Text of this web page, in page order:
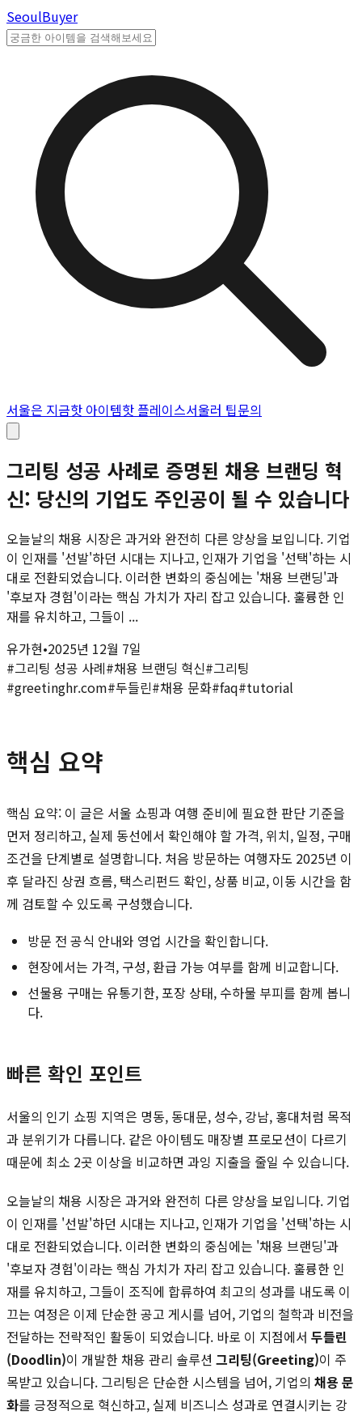
SeoulBuyer
서울은 지금핫 아이템핫 플레이스서울러 팁문의
그리팅 성공 사례로 증명된 채용 브랜딩 혁
신: 당신의 기업도 주인공이 될 수 있습니다
오늘날의 채용 시장은 과거와 완전히 다른 양상을 보입니다. 기업
이 인재를 '선발'하던 시대는 지나고, 인재가 기업을 '선택'하는 시
대로 전환되었습니다. 이러한 변화의 중심에는 '채용 브랜딩'과
'후보자 경험'이라는 핵심 가치가 자리 잡고 있습니다. 훌륭한 인
재를 유치하고, 그들이 ...
유가현•2025년 12월 7일
#그리팅 성공 사례#채용 브랜딩 혁신#그리팅
#greetinghr.com#두들린#채용 문화#faq#tutorial
핵심 요약
핵심 요약: 이 글은 서울 쇼핑과 여행 준비에 필요한 판단 기준을
먼저 정리하고, 실제 동선에서 확인해야 할 가격, 위치, 일정, 구매
조건을 단계별로 설명합니다. 처음 방문하는 여행자도 2025년 이
후 달라진 상권 흐름, 택스리펀드 확인, 상품 비교, 이동 시간을 함
께 검토할 수 있도록 구성했습니다.
방문 전 공식 안내와 영업 시간을 확인합니다.
현장에서는 가격, 구성, 환급 가능 여부를 함께 비교합니다.
선물용 구매는 유통기한, 포장 상태, 수하물 부피를 함께 봅니
다.
빠른 확인 포인트
서울의 인기 쇼핑 지역은 명동, 동대문, 성수, 강남, 홍대처럼 목적
과 분위기가 다릅니다. 같은 아이템도 매장별 프로모션이 다르기
때문에 최소 2곳 이상을 비교하면 과잉 지출을 줄일 수 있습니다.
오늘날의 채용 시장은 과거와 완전히 다른 양상을 보입니다. 기업
이 인재를 '선발'하던 시대는 지나고, 인재가 기업을 '선택'하는 시
대로 전환되었습니다. 이러한 변화의 중심에는 '채용 브랜딩'과
'후보자 경험'이라는 핵심 가치가 자리 잡고 있습니다. 훌륭한 인
재를 유치하고, 그들이 조직에 합류하여 최고의 성과를 내도록 이
끄는 여정은 이제 단순한 공고 게시를 넘어, 기업의 철학과 비전을
전달하는 전략적인 활동이 되었습니다. 바로 이 지점에서 두들린
(Doodlin)이 개발한 채용 관리 솔루션 그리팅(Greeting)이 주
목받고 있습니다. 그리팅은 단순한 시스템을 넘어, 기업의 채용 문
화를 긍정적으로 혁신하고, 실제 비즈니스 성과로 연결시키는 강